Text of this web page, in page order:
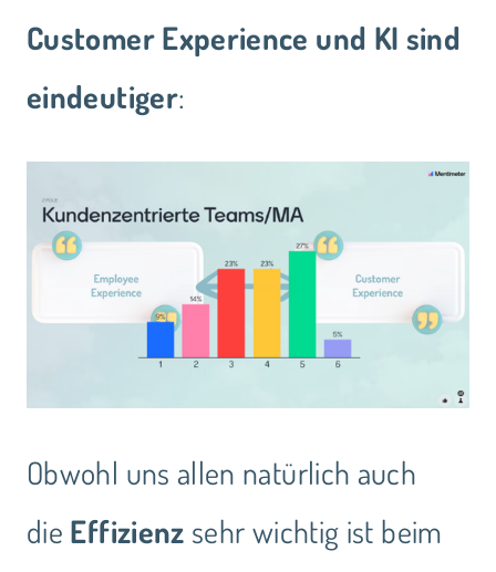
Customer Experience und KI sind
eindeutiger:
Obwohl uns allen natürlich auch
die Effizienz sehr wichtig ist beim